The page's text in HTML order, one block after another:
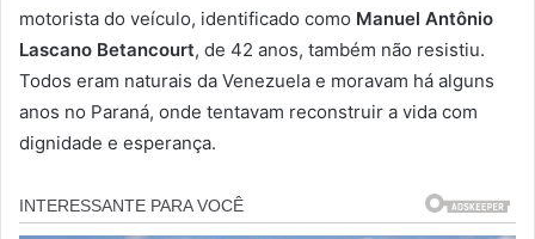
motorista do veículo, identificado como Manuel Antônio
Lascano Betancourt, de 42 anos, também não resistiu.
Todos eram naturais da Venezuela e moravam há alguns
anos no Paraná, onde tentavam reconstruir a vida com
dignidade e esperança.